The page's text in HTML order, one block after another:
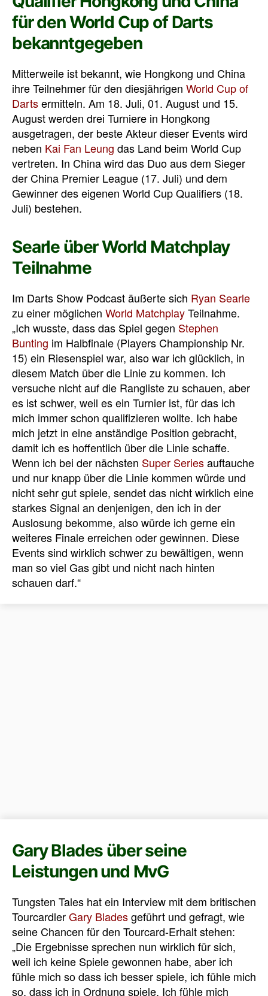
für den World Cup of Darts
bekanntgegeben
Mitterweile ist bekannt, wie Hongkong und China
ihre Teilnehmer für den diesjährigen World Cup of
Dartsermitteln. Am 18. Juli, 01. August und 15.
August werden drei Turniere in Hongkong
ausgetragen, der beste Akteur dieser Events wird
neben Kai Fan Leung das Land beim World Cup
vertreten. In China wird das Duo aus dem Sieger
der China Premier League (17. Juli) und dem
Gewinner des eigenen World Cup Qualifiers (18.
Juli) bestehen.
Searle über World Matchplay
Teilnahme
Im Darts Show Podcast äußerte sich Ryan Searle
zu einer möglichen World MatchplayTeilnahme.
„Ich wusste, dass das Spiel gegen Stephen
Bunting im Halbfinale (Players Championship Nr.
15) ein Riesenspiel war, also war ich glücklich, in
diesem Match über die Linie zu kommen. Ich
versuche nicht auf die Rangliste zu schauen, aber
es ist schwer, weil es ein Turnier ist, für das ich
mich immer schon qualifizieren wollte. Ich habe
mich jetzt in eine anständige Position gebracht,
damit ich es hoffentlich über die Linie schaffe.
Wenn ich bei der nächsten Super Seriesauftauche
und nur knapp über die Linie kommen würde und
nicht sehr gut spiele, sendet das nicht wirklich eine
starkes Signal an denjenigen, den ich in der
Auslosung bekomme, also würde ich gerne ein
weiteres Finale erreichen oder gewinnen. Diese
Events sind wirklich schwer zu bewältigen, wenn
man so viel Gas gibt und nicht nach hinten
schauen darf.“
Gary Blades über seine
Leistungen und MvG
Tungsten Tales hat ein Interview mit dem britischen
TourcardlerGary Bladesgeführt und gefragt, wie
seine Chancen für den Tourcard-Erhalt stehen:
„Die Ergebnisse sprechen nun wirklich für sich,
weil ich keine Spiele gewonnen habe, aber ich
fühle mich so dass ich besser spiele, ich fühle mich
so, dass ich in Ordnung spiele. Ich fühle mich